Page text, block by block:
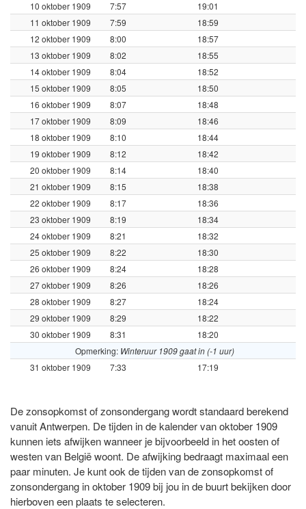
10 oktober 1909 7:57
19:01
11 oktober 1909
7:59
18:59
12 oktober 1909
8:00
18:57
13 oktober 1909
8:02
18:55
14 oktober 1909
8:04
18:52
15 oktober 1909
8:05
18:50
16 oktober 1909
8:07
18:48
17 oktober 1909
8:09
18:46
18 oktober 1909
8:10
18:44
19 oktober 1909
8:12
18:42
20 oktober 1909
8:14
18:40
21 oktober 1909
8:15
18:38
22 oktober 1909
8:17
18:36
23 oktober 1909
8:19
18:34
24 oktober 1909
8:21
18:32
25 oktober 1909
8:22
18:30
26 oktober 1909
8:24
18:28
27 oktober 1909
8:26
18:26
28 oktober 1909
8:27
18:24
29 oktober 1909
8:29
18:22
30 oktober 1909
8:31
18:20
Opmerking: Winteruur 1909 gaat in (-1 uur)
31 oktober 1909
7:33 17:19
De zonsopkomst of zonsondergang wordt standaard berekend
vanuit Antwerpen. De tijden in de kalender van oktober 1909
kunnen iets afwijken wanneer je bijvoorbeeld in het oosten of
westen van België woont. De afwijking bedraagt maximaal een
paar minuten. Je kunt ook de tijden van de zonsopkomst of
zonsondergang in oktober 1909 bij jou in de buurt bekijken door
hierboven een plaats te selecteren.